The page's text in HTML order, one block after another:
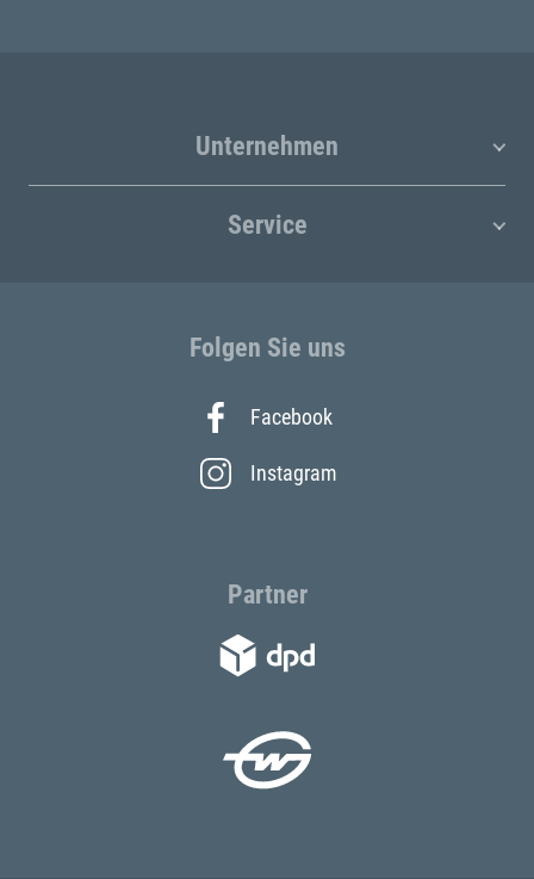
Unternehmen
Service
Folgen Sie uns
Facebook
Instagram
Partner